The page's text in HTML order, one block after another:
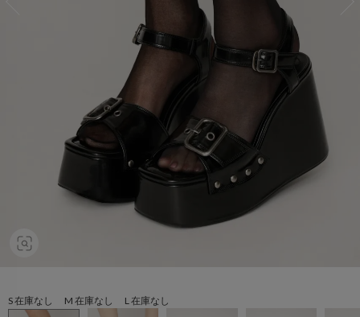
S 在庫なし M 在庫なし L 在庫なし